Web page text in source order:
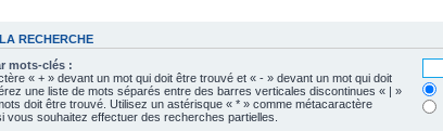
RECHERCHE
mots-clés :
« + » devant un mot qui doit être trouvé et « - » devant un mot qui doit
une liste de mots séparés entre des barres verticales discontinues « | »
doit être trouvé. Utilisez un astérisque « * » comme métacaractère
vous souhaitez effectuer des recherches partielles.